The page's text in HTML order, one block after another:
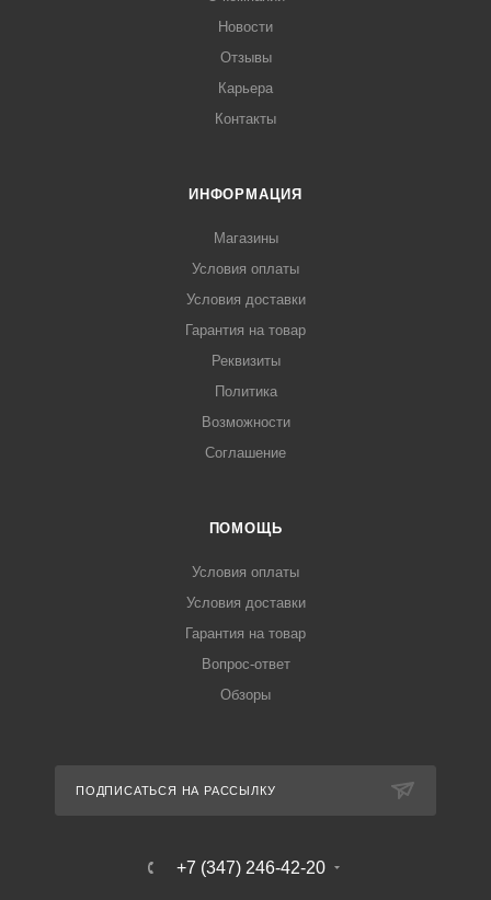
Новости
Отзывы
Карьера
Контакты
ИНФОРМАЦИЯ
Магазины
Условия оплаты
Условия доставки
Гарантия на товар
Реквизиты
Политика
Возможности
Соглашение
ПОМОЩЬ
Условия оплаты
Условия доставки
Гарантия на товар
Вопрос-ответ
Обзоры
ПОДПИСАТЬСЯ НА РАССЫЛКУ
+7 (347) 246-42-20